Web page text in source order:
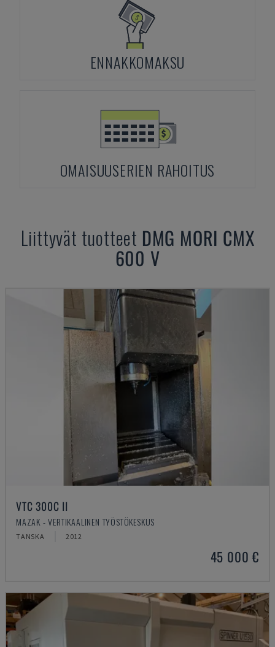
ENNAKKOMAKSU
OMAISUUSERIEN RAHOITUS
Liittyvät tuotteet DMG MORI CMX
600 V
VTC 300C II
MAZAK - VERTIKAALINEN TYÖSTÖKESKUS
TANSKA 2012
45 000 €